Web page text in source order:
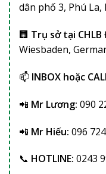
dân phố 3, Phú
🏢 Trụ sở tại CHLB
Wiesbaden,
📫 INBOX hoặc
📲 Mr Lương: 090
📲 Mr Hiếu: 096
📞 HOTLINE: 0243